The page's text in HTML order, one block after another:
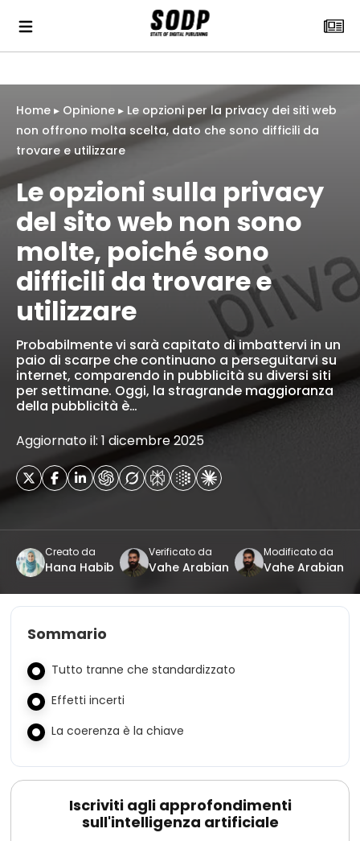
Home ▸ Opinione ▸ Le opzioni per la privacy dei siti web
non offrono molta scelta, dato che sono difficili da
trovare e utilizzare
Le opzioni sulla privacy
del sito web non sono
molte, poiché sono
difficili da trovare e
utilizzare
Probabilmente vi sarà capitato di imbattervi in ​​un
paio di scarpe che continuano a perseguitarvi su
internet, comparendo in pubblicità su diversi siti
per settimane. Oggi, la stragrande maggioranza
della pubblicità è…
Aggiornato il: 1 dicembre 2025
Creato da
Hana Habib
Verificato da
Vahe Arabian
Modificato da
Vahe Arabian
Sommario
Tutto tranne che standardizzato
Effetti incerti
La coerenza è la chiave
Iscriviti agli approfondimenti
sull'intelligenza artificiale